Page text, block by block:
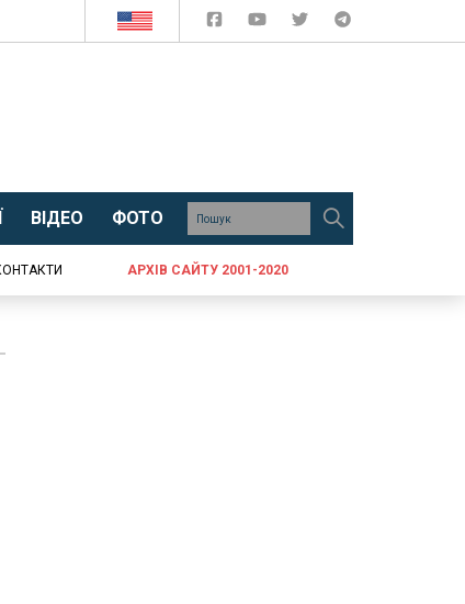
ВІДЕО ФОТО
АРХІВ САЙТУ 2001-2020